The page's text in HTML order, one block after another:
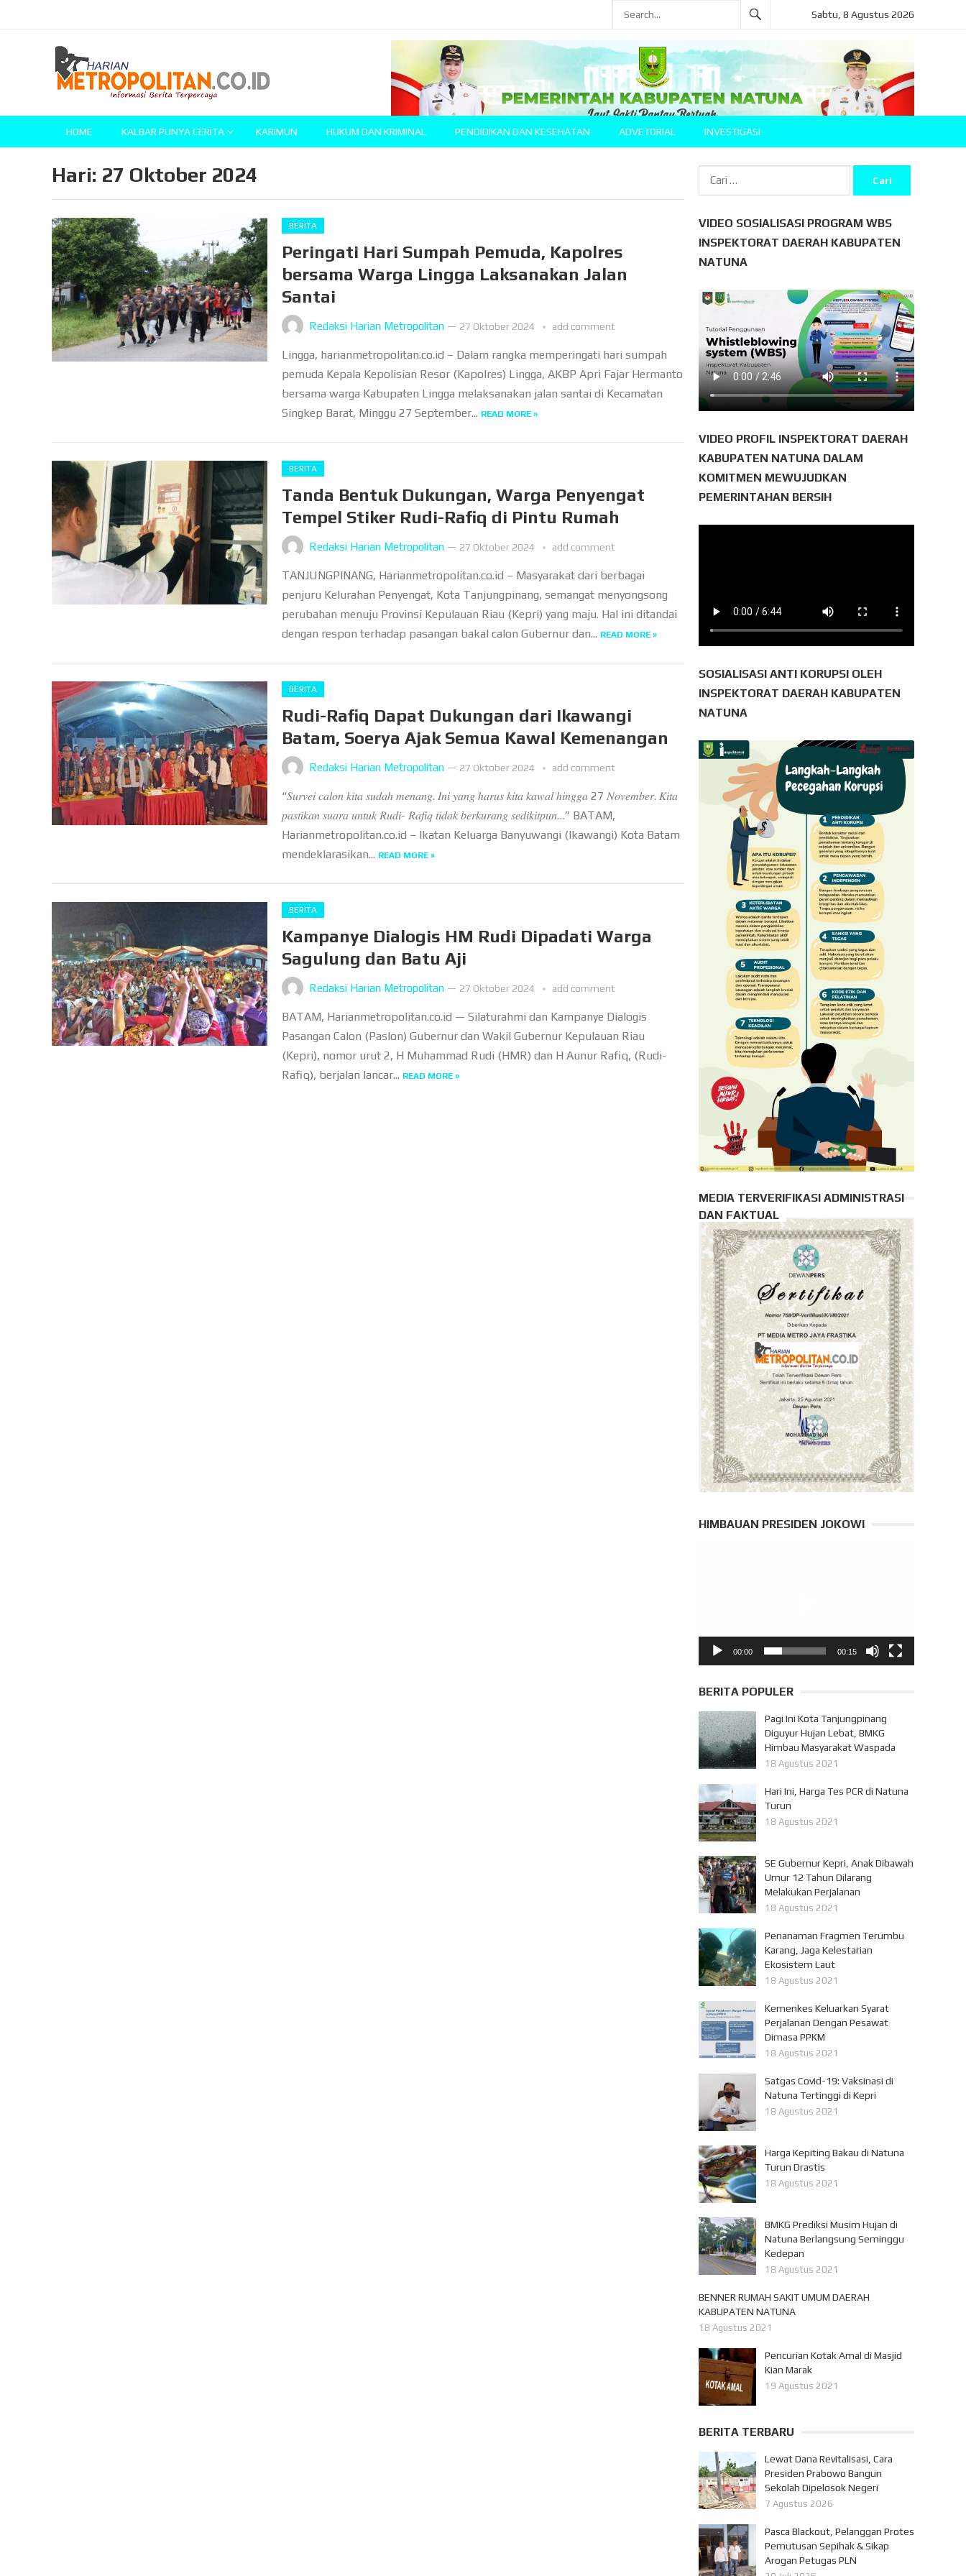
Sabtu, 8 Agustus 2026
HOME KALBAR PUNYA CERITA KARIMUN HUKUM DAN KRIMINAL PENDIDIKAN DAN KESEHATAN ADVETORIAL INVESTIGASI
Hari: 27 Oktober 2024
BERITA
Peringati Hari Sumpah Pemuda, Kapolres
bersama Warga Lingga Laksanakan Jalan
Santai
Redaksi Harian Metropolitan — 27 Oktober 2024 add comment
Lingga, harianmetropolitan.co.id – Dalam rangka memperingati hari sumpah
pemuda Kepala Kepolisian Resor (Kapolres) Lingga, AKBP Apri Fajar Hermanto
bersama warga Kabupaten Lingga melaksanakan jalan santai di Kecamatan
Singkep Barat, Minggu 27 September... READ MORE »
BERITA
Tanda Bentuk Dukungan, Warga Penyengat
Tempel Stiker Rudi-Rafiq di Pintu Rumah
Redaksi Harian Metropolitan — 27 Oktober 2024 add comment
TANJUNGPINANG, Harianmetropolitan.co.id – Masyarakat dari berbagai
penjuru Kelurahan Penyengat, Kota Tanjungpinang, semangat menyongsong
perubahan menuju Provinsi Kepulauan Riau (Kepri) yang maju. Hal ini ditandai
dengan respon terhadap pasangan bakal calon Gubernur dan... READ MORE »
BERITA
Rudi-Rafiq Dapat Dukungan dari Ikawangi
Batam, Soerya Ajak Semua Kawal Kemenangan
Redaksi Harian Metropolitan — 27 Oktober 2024 add comment
“𝑆𝑢𝑟𝑣𝑒𝑖 𝑐𝑎𝑙𝑜𝑛 𝑘𝑖𝑡𝑎 𝑠𝑢𝑑𝑎ℎ 𝑚𝑒𝑛𝑎𝑛𝑔. 𝐼𝑛𝑖 𝑦𝑎𝑛𝑔 ℎ𝑎𝑟𝑢𝑠 𝑘𝑖𝑡𝑎 𝑘𝑎𝑤𝑎𝑙 ℎ𝑖𝑛𝑔𝑔𝑎 27 𝑁𝑜𝑣𝑒𝑚𝑏𝑒𝑟. 𝐾𝑖𝑡𝑎
𝑝𝑎𝑠𝑡𝑖𝑘𝑎𝑛 𝑠𝑢𝑎𝑟𝑎 𝑢𝑛𝑡𝑢𝑘 𝑅𝑢𝑑𝑖- 𝑅𝑎𝑓𝑖𝑞 𝑡𝑖𝑑𝑎𝑘 𝑏𝑒𝑟𝑘𝑢𝑟𝑎𝑛𝑔 𝑠𝑒𝑑𝑖𝑘𝑖𝑡𝑝𝑢𝑛…” BATAM,
Harianmetropolitan.co.id – Ikatan Keluarga Banyuwangi (Ikawangi) Kota Batam
mendeklarasikan... READ MORE »
BERITA
Kampanye Dialogis HM Rudi Dipadati Warga
Sagulung dan Batu Aji
Redaksi Harian Metropolitan — 27 Oktober 2024 add comment
BATAM, Harianmetropolitan.co.id — Silaturahmi dan Kampanye Dialogis
Pasangan Calon (Paslon) Gubernur dan Wakil Gubernur Kepulauan Riau
(Kepri), nomor urut 2, H Muhammad Rudi (HMR) dan H Aunur Rafiq, (Rudi-
Rafiq), berjalan lancar... READ MORE »
Cari
untuk:
VIDEO SOSIALISASI PROGRAM WBS
INSPEKTORAT DAERAH KABUPATEN
NATUNA
VIDEO PROFIL INSPEKTORAT DAERAH
KABUPATEN NATUNA DALAM
KOMITMEN MEWUJUDKAN
PEMERINTAHAN BERSIH
SOSIALISASI ANTI KORUPSI OLEH
INSPEKTORAT DAERAH KABUPATEN
NATUNA
MEDIA TERVERIFIKASI ADMINISTRASI
DAN FAKTUAL
HIMBAUAN PRESIDEN JOKOWI
00:00 00:15
BERITA POPULER
Pagi Ini Kota Tanjungpinang
Diguyur Hujan Lebat, BMKG
Himbau Masyarakat Waspada
18 Agustus 2021
Hari Ini, Harga Tes PCR di Natuna
Turun
18 Agustus 2021
SE Gubernur Kepri, Anak Dibawah
Umur 12 Tahun Dilarang
Melakukan Perjalanan
18 Agustus 2021
Penanaman Fragmen Terumbu
Karang, Jaga Kelestarian
Ekosistem Laut
18 Agustus 2021
Kemenkes Keluarkan Syarat
Perjalanan Dengan Pesawat
Dimasa PPKM
18 Agustus 2021
Satgas Covid-19: Vaksinasi di
Natuna Tertinggi di Kepri
18 Agustus 2021
Harga Kepiting Bakau di Natuna
Turun Drastis
18 Agustus 2021
BMKG Prediksi Musim Hujan di
Natuna Berlangsung Seminggu
Kedepan
18 Agustus 2021
BENNER RUMAH SAKIT UMUM DAERAH
KABUPATEN NATUNA
18 Agustus 2021
Pencurian Kotak Amal di Masjid
Kian Marak
19 Agustus 2021
BERITA TERBARU
Lewat Dana Revitalisasi, Cara
Presiden Prabowo Bangun
Sekolah Dipelosok Negeri
7 Agustus 2026
Pasca Blackout, Pelanggan Protes
Pemutusan Sepihak & Sikap
Arogan Petugas PLN